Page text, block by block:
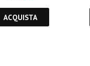
ACQUISTA